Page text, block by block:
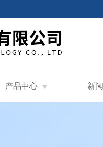
产品中心 新